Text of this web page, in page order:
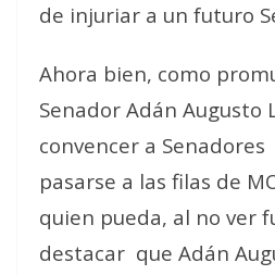
de injuriar a un futuro
Ahora bien, como
Senador Adán Augusto
convencer a
pasarse a las filas de
quien pueda, al no ver
destacar que Adán